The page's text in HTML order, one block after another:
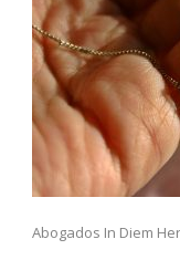
Abogados In Diem